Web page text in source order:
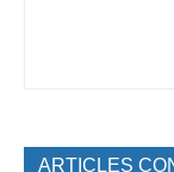
ARTICLES